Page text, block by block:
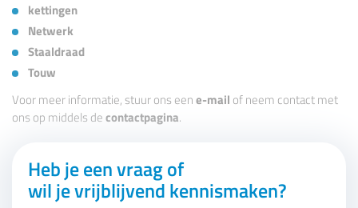
kettingen
Netwerk
Staaldraad
Touw
Voor meer informatie, stuur ons eene-mail of neem contact met
ons op middels decontactpagina.
Heb je een vraag of
wil je vrijblijvend kennismaken?